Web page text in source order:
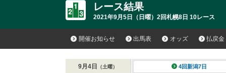
レース結果
2021年9月5日（日曜）2回札幌8日 10レース
開催お知らせ 出馬表 オッズ 払戻金
9月4日 （土曜） 4回新潟7日